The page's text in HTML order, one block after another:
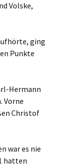
Volske,
ging
Punkte
Hermann
Vorne
Christof
war es nie
hatten